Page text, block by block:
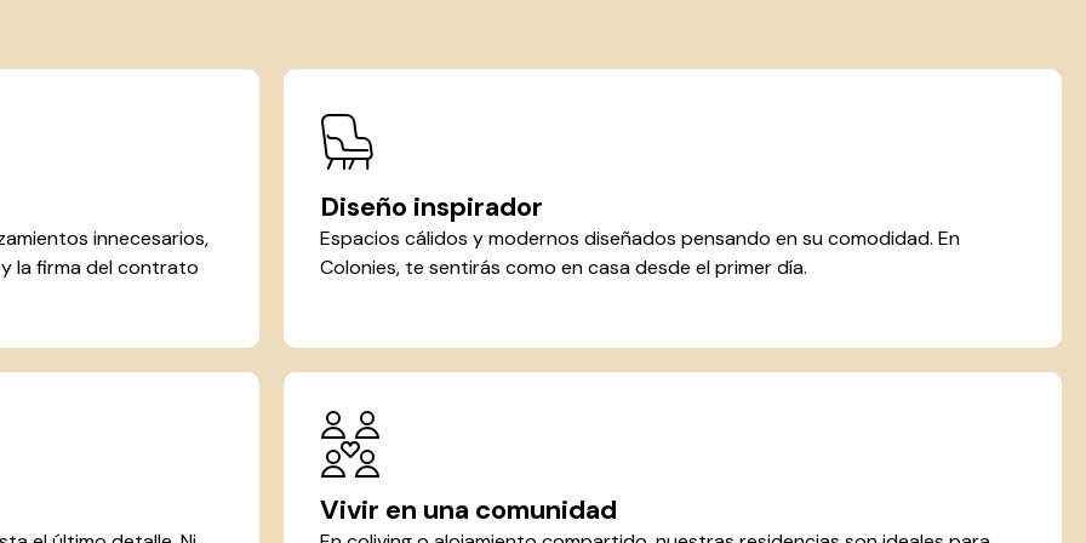
innecesarios,
la firma del contrato
Diseño inspirador
Espacios cálidos y modernos diseñados pensando en su comodidad. En
Colonies, te sentirás como en casa desde el primer día.
Vivir en una comunidad